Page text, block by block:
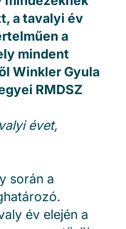
a tavalyi év
a
mindent
Winkler Gyula
RMDSZ
évet,
során a
év elején a